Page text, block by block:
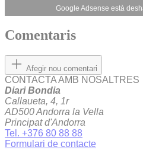
Google Adsense està
Comentaris
Afegir nou comentari
CONTACTA AMB NOSALTRES
Diari Bondia
Callaueta, 4, 1r
AD500 Andorra la Vella
Principat d'Andorra
Tel. +376 80 88 88
Formulari de contacte